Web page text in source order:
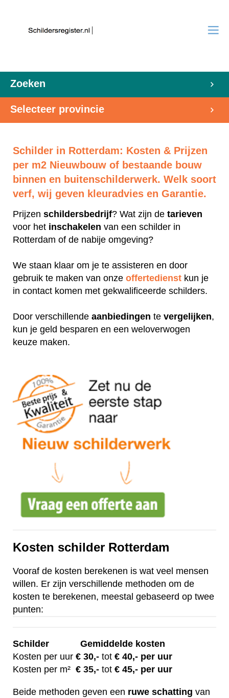
Zoeken
Selecteer provincie
Schilder in Rotterdam: Kosten & Prijzen
per m2 Nieuwbouw of bestaande bouw
binnen en buitenschilderwerk. Welk soort
verf, wij geven kleuradvies en Garantie.
Prijzen schildersbedrijf? Wat zijn de tarieven
voor het inschakelen van een schilder in
Rotterdam of de nabije omgeving?
We staan klaar om je te assisteren en door
gebruik te maken van onze offertedienst kun je
in contact komen met gekwalificeerde schilders.
Door verschillende aanbiedingen te vergelijken,
kun je geld besparen en een weloverwogen
keuze maken.
Kosten schilder Rotterdam
Vooraf de kosten berekenen is wat veel mensen
willen. Er zijn verschillende methoden om de
kosten te berekenen, meestal gebaseerd op twee
punten:
Schilder
Gemiddelde kosten
Kosten per uur € 30,- tot € 40,- per uur
Kosten per m² € 35,- tot € 45,- per uur
Beide methoden geven een ruwe schatting van